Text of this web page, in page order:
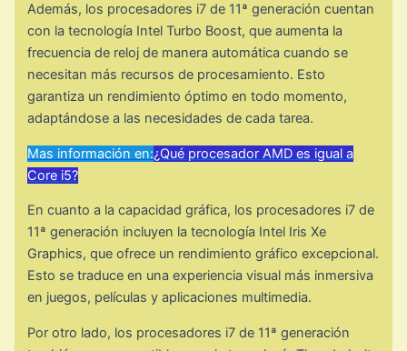
Además, los procesadores i7 de 11ª generación cuentan
con la tecnología Intel Turbo Boost, que aumenta la
frecuencia de reloj de manera automática cuando se
necesitan más recursos de procesamiento. Esto
garantiza un rendimiento óptimo en todo momento,
adaptándose a las necesidades de cada tarea.
Mas información en:¿Qué procesador AMD es igual a
Core i5?
En cuanto a la capacidad gráfica, los procesadores i7 de
11ª generación incluyen la tecnología Intel Iris Xe
Graphics, que ofrece un rendimiento gráfico excepcional.
Esto se traduce en una experiencia visual más inmersiva
en juegos, películas y aplicaciones multimedia.
Por otro lado, los procesadores i7 de 11ª generación